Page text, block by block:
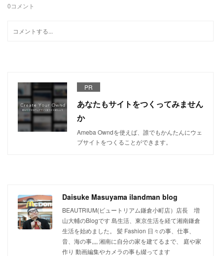
0コメント
PR
あなたもサイトをつくってみません
か
Ameba Owndを使えば、誰でもかんたんにウェ
ブサイトをつくることができます。
Daisuke Masuyama ilandman blog
BEAUTRIUM(ビュートリアム鎌倉小町店）店長 増
山大輔のBlogです 島生活、東京生活を経て湘南鎌倉
生活を始めました。 髪 Fashion 日々の事、仕事、
音、海の事,,,, 湘南に自分の家を建てるまで、 庭や家
作り 動画編集やカメラの事も綴ってます